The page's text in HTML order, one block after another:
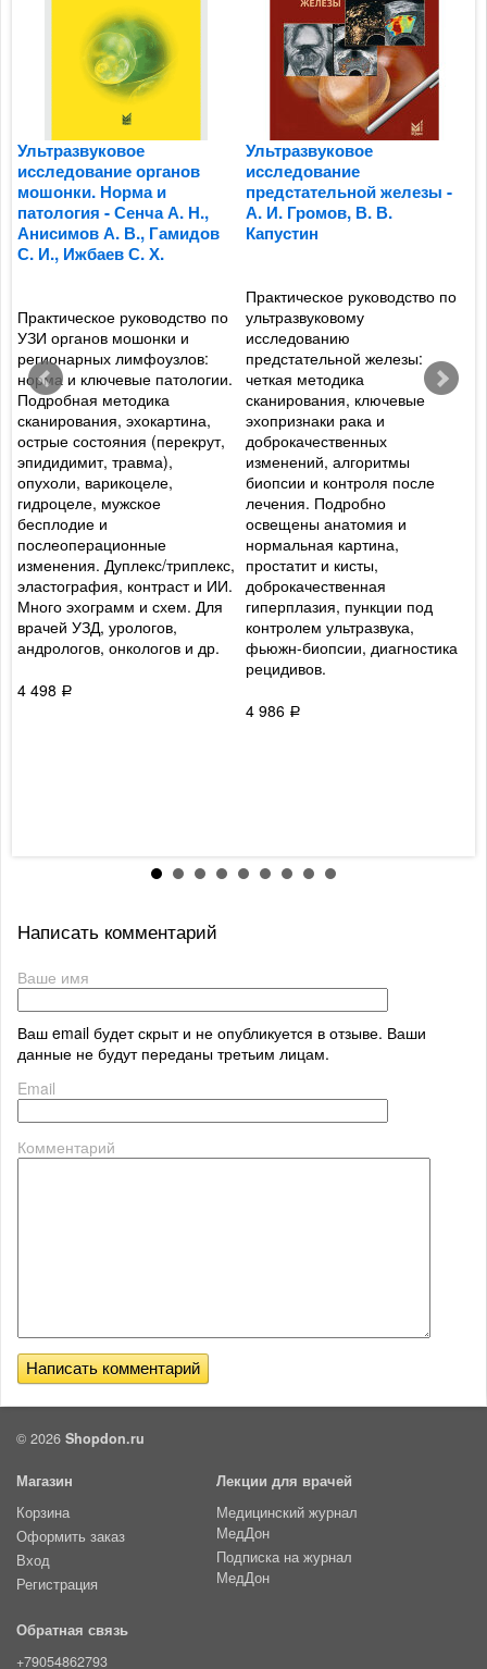
Ультразвуковое
исследование органов
мошонки. Норма и
патология - Сенча А. Н.,
Анисимов А. В., Гамидов
С. И., Ижбаев С. Х.
Практическое руководство по
УЗИ органов мошонки и
регионарных лимфоузлов:
норма и ключевые патологии.
Подробная методика
сканирования, эхокартина,
острые состояния (перекрут,
эпидидимит, травма),
опухоли, варикоцеле,
гидроцеле, мужское
бесплодие и
послеоперационные
изменения. Дуплекс/триплекс,
эластография, контраст и ИИ.
Много эхограмм и схем. Для
врачей УЗД, урологов,
андрологов, онкологов и др.
4 498 Р
Ультразвуковое
исследование
предстательной железы -
А. И. Громов, В. В.
Капустин
Практическое руководство по
ультразвуковому
исследованию
предстательной железы:
четкая методика
сканирования, ключевые
эхопризнаки рака и
доброкачественных
изменений, алгоритмы
биопсии и контроля после
лечения. Подробно
освещены анатомия и
нормальная картина,
простатит и кисты,
доброкачественная
гиперплазия, пункции под
контролем ультразвука,
фьюжн-биопсии, диагностика
рецидивов.
4 986 Р
Написать комментарий
Ваше имя
Ваш email будет скрыт и не опубликуется в отзыве. Ваши
данные не будут переданы третьим лицам.
Email
Комментарий
© 2026 Shopdon.ru
Магазин
Корзина
Оформить заказ
Вход
Регистрация
Лекции для врачей
Медицинский журнал
МедДон
Подписка на журнал
МедДон
Обратная связь
+79054862793